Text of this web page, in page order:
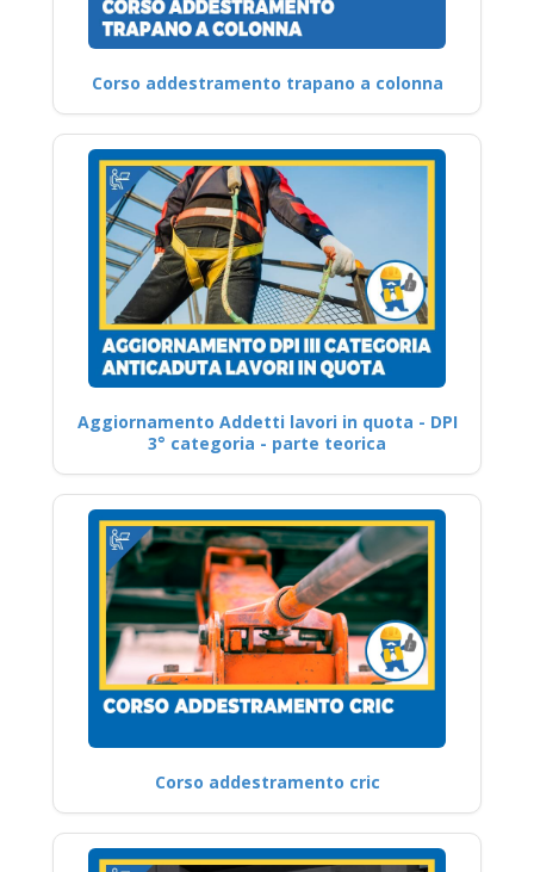
Corso addestramento trapano a colonna
Aggiornamento Addetti lavori in quota - DPI
3° categoria - parte teorica
Corso addestramento cric